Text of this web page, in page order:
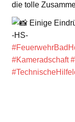
die tolle
Einige
-HS-
#Kameradschaft